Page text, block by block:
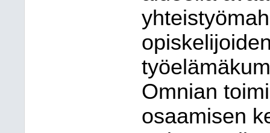
Omnian
osaamisen